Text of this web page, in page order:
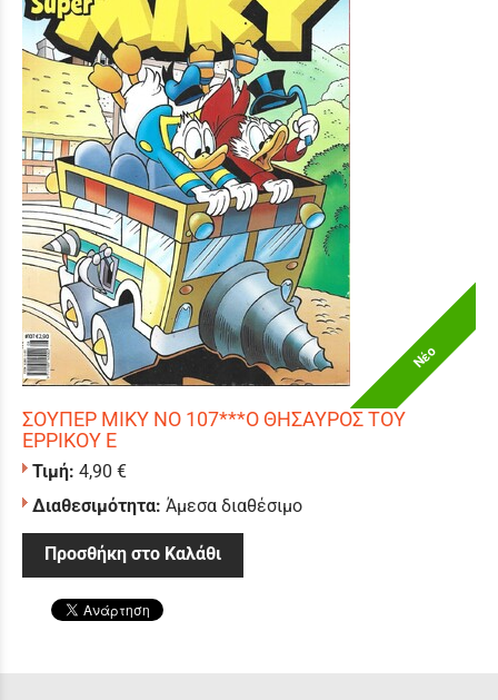
Νέο
ΣΟΥΠΕΡ ΜΙΚΥ ΝΟ 107***Ο ΘΗΣΑΥΡΟΣ ΤΟΥ
ΕΡΡΙΚΟΥ Ε
Τιμή: 4,90 €
Διαθεσιμότητα: Άμεσα διαθέσιμο
Προσθήκη στο Καλάθι